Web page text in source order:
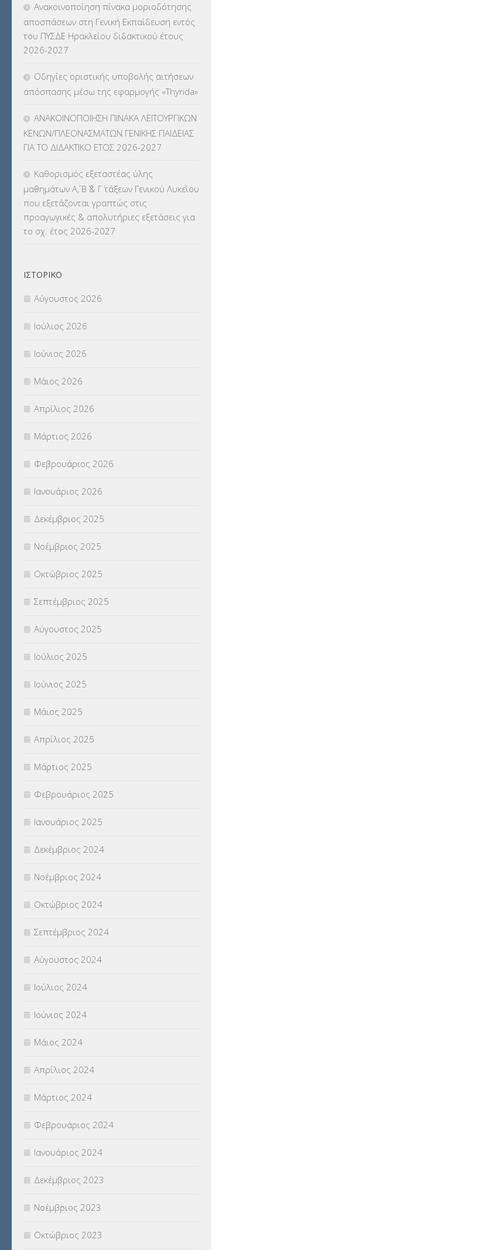
ΓΛΩΣΣΟΜΑΘΕΙΑΣ(135)
ΚΠπ- ΚΡΑΤΙΚΟ ΠΙΣΤΟΠΟΙΗΤΙΚΟ
ΠΛΗΡΟΦΟΡΙΚΗΣ
ΛΟΙΠΑ(309)
ΜΕΤΑΘΕΣΕΙΣ-ΤΟΠΟΘΕΤΗΣΕΙΣ
ΒΕΛΤΙΩΣΕΙΣ(319)
ΜΕΤΑΤΑΞΕΙΣ(87)
ΜΕΤΑΦΟΡΑ ΜΑΘΗΤΩΝ(3)
ΝΟΜΟΘΕΣΙΑ(66)
(18)
ΣΥΝΤΑΞΕΙΣ(12)
ΣΧΟΛΙΚΟΙ ΣΥΜΒΟΥΛΟΙ
ΥΠΕΡΑΡΙΘΜΟΙ(1)
ΥΠΟΤΡΟΦΙΕΣ(28)
ΦΥΣΙΚΗ ΑΓΩΓΗ(692)
Χωρίς κατηγορία
Ανακοινοποίηση πίνακα μοριοδότησης
αποσπάσεων στη Γενική Εκπαίδευση εντός
του ΠΥΣΔΕ Ηρακλείου διδακτικού έτους
2026-2027
Οδηγίες οριστικής υποβολής αιτήσεων
απόσπασης μέσω της εφαρμογής «Thyrida»
ΑΝΑΚΟΙΝΟΠΟΙΗΣΗ ΠΙΝΑΚΑ ΛΕΙΤΟΥΡΓΙΚΩΝ
ΚΕΝΩΝ/ΠΛΕΟΝΑΣΜΑΤΩΝ ΓΕΝΙΚΗΣ ΠΑΙΔΕΙΑΣ
ΓΙΑ ΤΟ ΔΙΔΑΚΤΙΚΟ ΕΤΟΣ 2026-2027
Καθορισμός εξεταστέας ύλης
μαθημάτων Α΄, Β΄ & Γ΄ τάξεων Γενικού Λυκείου
που εξετάζονται γραπτώς στις
προαγωγικές & απολυτήριες εξετάσεις για
το σχ. έτος 2026-2027
ΙΣΤΟΡΙΚΌ
Αύγουστος 2026
Ιούλιος 2026
Ιούνιος 2026
Μάιος 2026
Απρίλιος 2026
Μάρτιος 2026
Φεβρουάριος 2026
Ιανουάριος 2026
Δεκέμβριος 2025
Νοέμβριος 2025
Οκτώβριος 2025
Σεπτέμβριος 2025
Αύγουστος 2025
Ιούλιος 2025
Ιούνιος 2025
Μάιος 2025
Απρίλιος 2025
Μάρτιος 2025
Φεβρουάριος 2025
Ιανουάριος 2025
Δεκέμβριος 2024
Νοέμβριος 2024
Οκτώβριος 2024
Σεπτέμβριος 2024
Αύγουστος 2024
Ιούλιος 2024
Ιούνιος 2024
Μάιος 2024
Απρίλιος 2024
Μάρτιος 2024
Φεβρουάριος 2024
Ιανουάριος 2024
Δεκέμβριος 2023
Νοέμβριος 2023
Οκτώβριος 2023